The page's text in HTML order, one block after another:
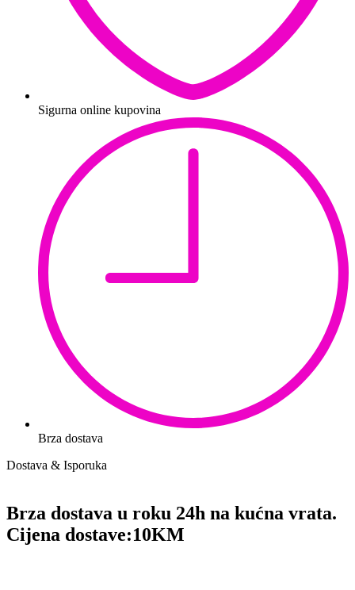
Sigurna online kupovina
Brza dostava
Dostava & Isporuka
Brza dostava u roku 24h na kućna vrata.
Cijena dostave:10KM